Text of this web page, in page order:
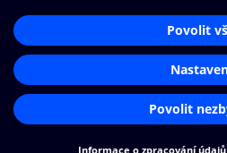
Přístupnost
Zásady zpracování osobních údajů
Nastavení cookies
Čti a